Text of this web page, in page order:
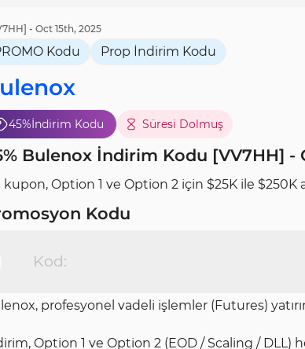
- Oct 15th, 2025
Kodu Prop İndirim Kodu
45%İndirim Kodu Süresi Dolmuş
Bulenox İndirim Kodu [VV7HH] -
kupon, Option 1 ve Option 2 için $25K ile $250K
Kodu
Kod:
profesyonel vadeli işlemler (Futures)
Option 1 ve Option 2 (EOD / Scaling / DLL)